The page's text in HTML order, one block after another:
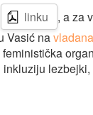
linku
, a za
Vasić na